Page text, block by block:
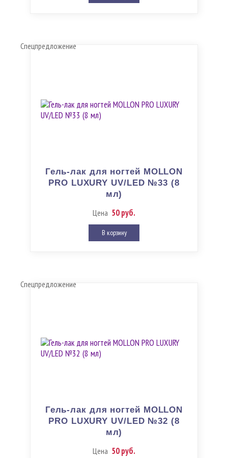
Спецпредложение
Гель-лак для ногтей MOLLON
PRO LUXURY UV/LED №33 (8
мл)
Цена 50 руб.
В корзину
Спецпредложение
Гель-лак для ногтей MOLLON
PRO LUXURY UV/LED №32 (8
мл)
Цена 50 руб.